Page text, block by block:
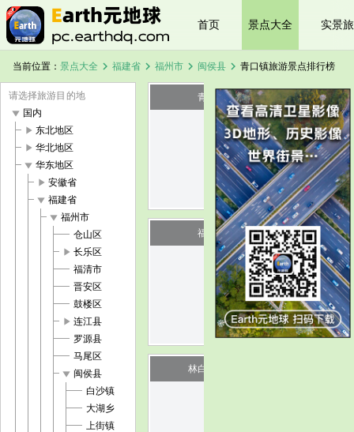
首页 景点大全 实景
当前位置： 景点大全 chevron_right 福建省 chevron_right 福州市 chevron_right 闽侯县 chevron_right 青口镇旅游景点排行榜
请选择旅游目的地
play_arrow 国内
play_arrow 东北地区
play_arrow 华北地区
play_arrow 华东地区
play_arrow 安徽省
play_arrow 福建省
play_arrow 福州市
仓山区
play_arrow 长乐区
福清市
晋安区
鼓楼区
play_arrow 连江县
罗源县
马尾区
play_arrow 闽侯县
白沙镇
大湖乡
上街镇
image
青圃青石塔
image
福州灵济宫
林白水烈士陵园